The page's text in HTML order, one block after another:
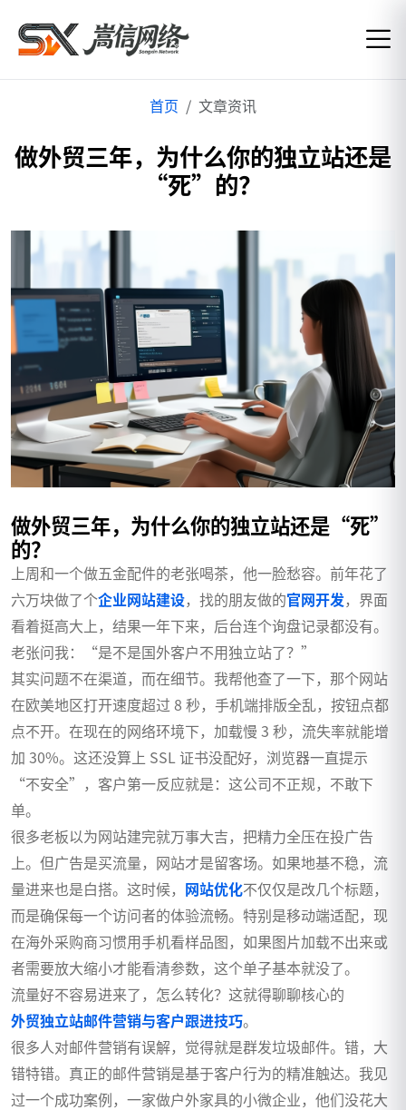
首页 文章资讯
做外贸三年，为什么你的独立站还是
“死”的？
做外贸三年，为什么你的独立站还是“死”
的？
上周和一个做五金配件的老张喝茶，他一脸愁容。前年花了
六万块做了个企业网站建设，找的朋友做的官网开发，界面
看着挺高大上，结果一年下来，后台连个询盘记录都没有。
老张问我：“是不是国外客户不用独立站了？”
其实问题不在渠道，而在细节。我帮他查了一下，那个网站
在欧美地区打开速度超过 8 秒，手机端排版全乱，按钮点都
点不开。在现在的网络环境下，加载慢 3 秒，流失率就能增
加 30%。这还没算上 SSL 证书没配好，浏览器一直提示
“不安全”，客户第一反应就是：这公司不正规，不敢下
单。
很多老板以为网站建完就万事大吉，把精力全压在投广告
上。但广告是买流量，网站才是留客场。如果地基不稳，流
量进来也是白搭。这时候， 网站优化不仅仅是改几个标题，
而是确保每一个访问者的体验流畅。特别是移动端适配，现
在海外采购商习惯用手机看样品图，如果图片加载不出来或
者需要放大缩小才能看清参数，这个单子基本就没了。
流量好不容易进来了，怎么转化？这就得聊聊核心的
外贸独立站邮件营销与客户跟进技巧。
很多人对邮件营销有误解，觉得就是群发垃圾邮件。错，大
错特错。真正的邮件营销是基于客户行为的精准触达。我见
过一个成功案例，一家做户外家具的小微企业，他们没花大